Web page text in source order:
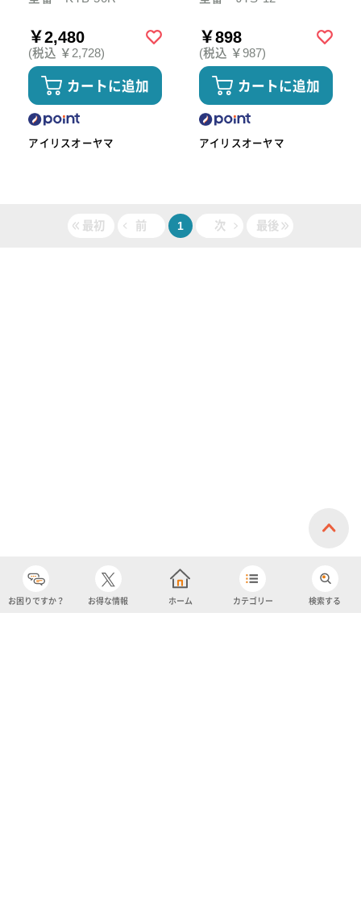
￥2,480
(税込 ￥2,728)
カートに追加
アイリスオーヤマ
￥898
(税込 ￥987)
カートに追加
アイリスオーヤマ
最初 前 1 次 最後
お困りですか？ お得な情報 ホーム カテゴリー 検索する